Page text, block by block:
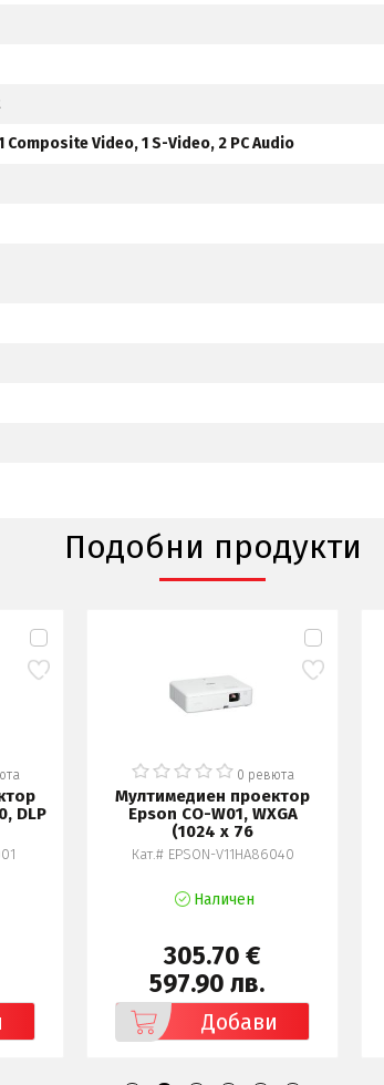
Video, 1 S-Video, 2 PC Audio
Подобни продукти
DLP
0 ревюта
Мултимедиен проектор
Epson CO-W01, WXGA
(1024 x 76
Кат.# EPSON-V11HA86040
Наличен
305.70 €
597.90 лв.
Добави